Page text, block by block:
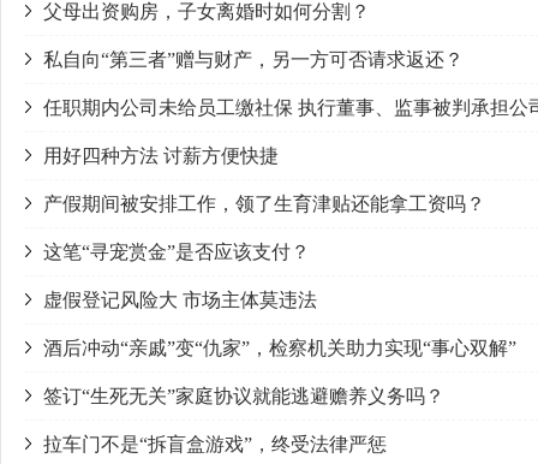
父母出资购房，子女离婚时如何分割？
私自向“第三者”赠与财产，另一方可否请求返还？
任职期内公司未给员工缴社保 执行董事、监事被判承担公
用好四种方法 讨薪方便快捷
产假期间被安排工作，领了生育津贴还能拿工资吗？
这笔“寻宠赏金”是否应该支付？
虚假登记风险大 市场主体莫违法
酒后冲动“亲戚”变“仇家”，检察机关助力实现“事心双解”
签订“生死无关”家庭协议就能逃避赡养义务吗？
拉车门不是“拆盲盒游戏”，终受法律严惩